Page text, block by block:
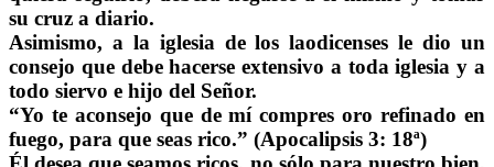
su cruz a diario.
Asimismo, a la iglesia de los laodicenses le dio un
consejo que debe hacerse extensivo a toda iglesia y a
todo siervo e hijo del Señor.
“Yo te aconsejo que de mí compres oro refinado en
fuego, para que seas rico.” (Apocalipsis 3: 18ª)